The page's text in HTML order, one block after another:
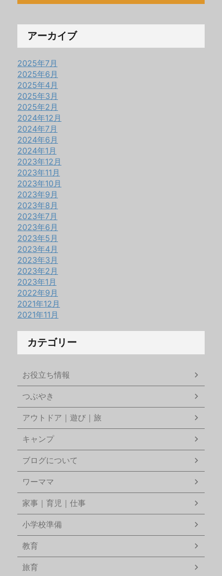
アーカイブ
2025年7月
2025年6月
2025年4月
2025年3月
2025年2月
2024年12月
2024年7月
2024年6月
2024年1月
2023年12月
2023年11月
2023年10月
2023年9月
2023年8月
2023年7月
2023年6月
2023年5月
2023年4月
2023年3月
2023年2月
2023年1月
2022年9月
2021年12月
2021年11月
カテゴリー
お役立ち情報
つぶやき
アウトドア｜遊び｜旅
キャンプ
ブログについて
ワーママ
家事｜育児｜仕事
小学校準備
教育
旅育